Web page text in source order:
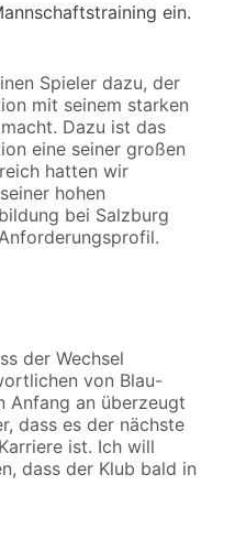
ein.
Spieler dazu, der
mit seinem starken
Dazu ist das
eine seiner großen
hatten wir
hohen
bei Salzburg
der Wechsel
von Blau-
Anfang an überzeugt
dass es der nächste
ist. Ich will
dass der Klub bald in